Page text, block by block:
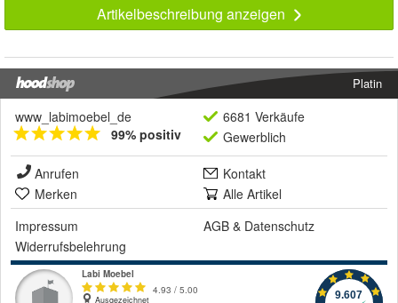
Artikelbeschreibung anzeigen
Platin
www_labimoebel_de
99% positiv
6681 Verkäufe
Gewerblich
Anrufen
Kontakt
Merken
Alle Artikel
Impressum
AGB & Datenschutz
Widerrufsbelehrung